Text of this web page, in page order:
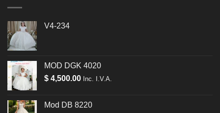
V4-234
MOD DGK 4020
$ 4,500.00 Inc. I.V.A.
Mod DB 8220